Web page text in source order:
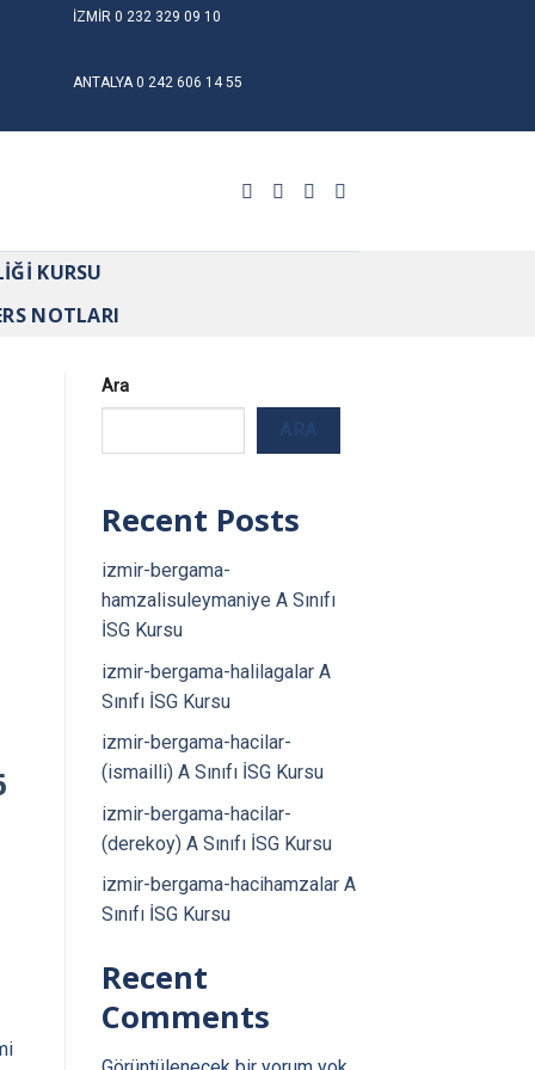
İZMİR 0 232 329 09 10
ANTALYA0 242 606 14 55
KURSU
NOTLARI
Ara
Recent Posts
izmir-bergama-
hamzalisuleymaniye A Sınıfı
İSG Kursu
izmir-bergama-halilagalar A
Sınıfı İSG Kursu
izmir-bergama-hacilar-
(ismailli) A Sınıfı İSG Kursu
izmir-bergama-hacilar-
(derekoy) A Sınıfı İSG Kursu
izmir-bergama-hacihamzalar A
Sınıfı İSG Kursu
Recent
Comments